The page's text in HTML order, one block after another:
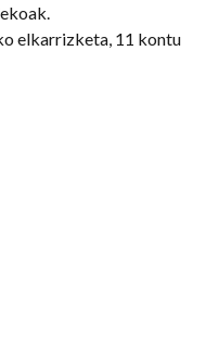
elkarrizketa, 11 kontu